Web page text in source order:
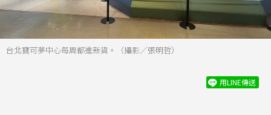
台北寶可夢中心每周都進新貨。（攝影／張明哲）
用LINE傳送